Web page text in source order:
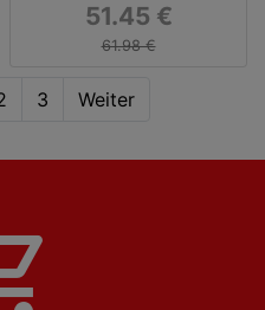
51.45 €
61.98 €
3 Weiter